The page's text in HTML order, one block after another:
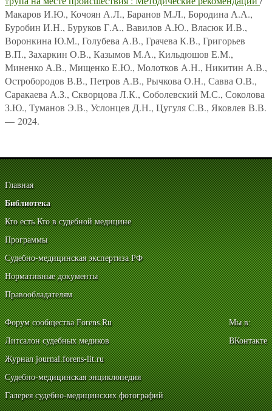
Макаров И.Ю., Кочоян А.Л., Баранов М.Л., Бородина А.А.,
Буробин И.Н., Буруков Г.А., Вавилов А.Ю., Власюк И.В.,
Воронкина Ю.М., Голубева А.В., Грачева К.В., Григорьев
В.П., Захаркин О.В., Казымов М.А., Кильдюшов Е.М.,
Миненко А.В., Мищенко Е.Ю., Молотков А.Н., Никитин А.В.,
Остробородов В.В., Петров А.В., Рычкова О.Н., Савва О.В.,
Саракаева А.З., Скворцова Л.К., Соболевский М.С., Соколова
З.Ю., Туманов Э.В., Услонцев Д.Н., Цугуля С.В., Яковлев В.В.
— 2024.
Главная
Библиотека
Кто есть Кто в судебной медицине
Программы
Судебно-медицинская экспертиза РФ
Нормативные документы
Правообладателям
Форум сообщества Forens.Ru
Литсалон судебных медиков
Журнал journal.forens-lit.ru
Судебно-медицинская энциклопедия
Галерея судебно-медицинских фотографий
Мы в:
ВКонтакте